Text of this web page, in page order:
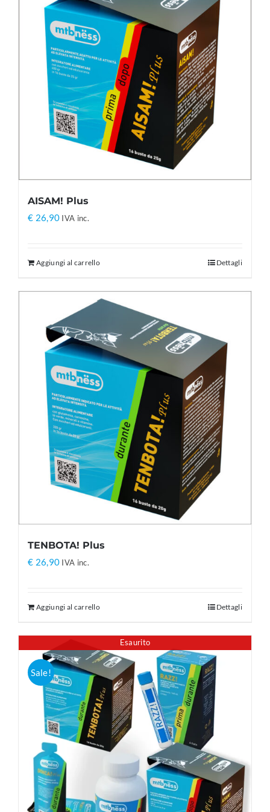
AISAM! Plus
€ 26,90 IVA inc.
Aggiungi al carrello Dettagli
TENBOTA! Plus
€ 26,90 IVA inc.
Aggiungi al carrello Dettagli
Esaurito
Sale!